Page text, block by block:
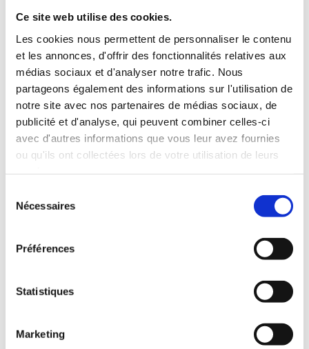
Ce site web utilise des cookies.
Les cookies nous permettent de personnaliser le contenu
et les annonces, d'offrir des fonctionnalités relatives aux
médias sociaux et d'analyser notre trafic. Nous
partageons également des informations sur l'utilisation de
notre site avec nos partenaires de médias sociaux, de
publicité et d'analyse, qui peuvent combiner celles-ci
avec d'autres informations que vous leur avez fournies
ou qu'ils ont collectées lors de votre utilisation de leurs
Nécessaires
Préférences
Statistiques
Marketing
bougeait.
Mais je savais que c’était juste une étape du
processus.
🔑Clé #5 : Rester humble malgré
le succès
C’est une clé… souvent oubliée.
Mais plus tu réussis, plus tu doisgarder la tête
froide
Tu n’es pas devenu quelqu’un de supérieur parce
que ton chiffre a augmenté.
. Et tu inspires d’autres à faire pareil.
Ce que tu bâtis, tu ne le construis jamais seul.
Sois fier. Mais reste ancré. L’ego est un très mauvais